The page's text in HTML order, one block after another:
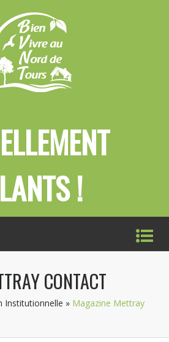
!
CONTACT
Institutionnelle » Magazine Mettray